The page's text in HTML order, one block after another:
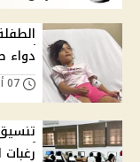
دواء